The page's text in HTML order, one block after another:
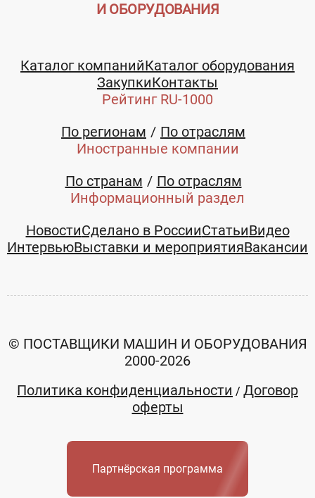
И ОБОРУДОВАНИЯ
Каталог компанийКаталог оборудования
ЗакупкиКонтакты
Рейтинг RU-1000
По регионам
По отраслям
Иностранные компании
По странам
По отраслям
Информационный раздел
НовостиСделано в РоссииСтатьиВидео
ИнтервьюВыставки и мероприятияВакансии
© ПОСТАВЩИКИ МАШИН И ОБОРУДОВАНИЯ
2000-2026
Политика конфиденциальности / Договор
оферты
Партнёрская программа